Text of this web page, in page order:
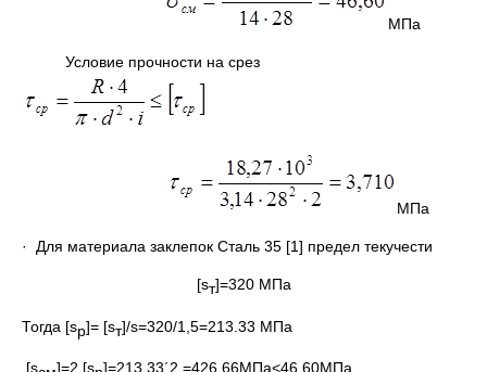
МПа
Условие прочности на срез
МПа
· Для материала заклепок Сталь 35 [1] предел текучести
[sт]=320 МПа
Тогда [sр]= [sт]/s=320/1,5=213.33 МПа
[s ]=2 [s ]=213,33´2 =426,66МПа<46,60МПа